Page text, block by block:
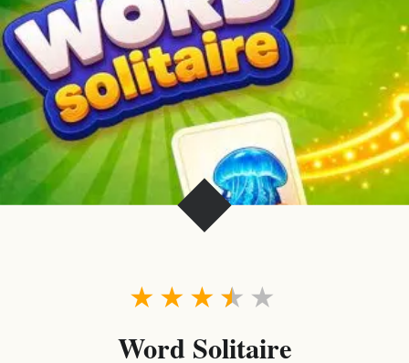
★
★
★
★
★
Word Solitaire